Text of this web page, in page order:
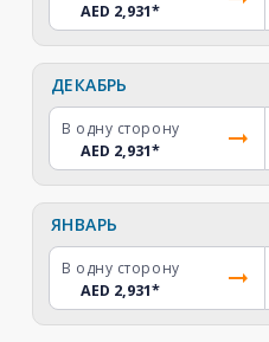
AED 2,931*
ДЕКАБРЬ
В одну сторону
AED 2,931*
ЯНВАРЬ
В одну сторону
AED 2,931*